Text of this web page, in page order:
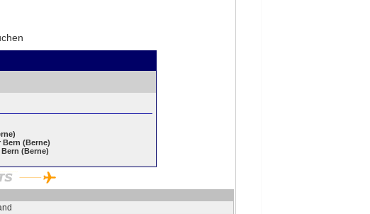
(Berne)
(Berne)